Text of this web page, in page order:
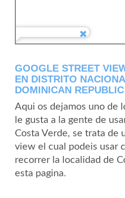
GOOGLE STREET
EN DISTRITO
DOMINICAN REPUBLIC
Aqui os dejamos uno de
le gusta a la gente de
Costa Verde, se trata de
view el cual podeis usar
recorrer la localidad de
esta pagina.